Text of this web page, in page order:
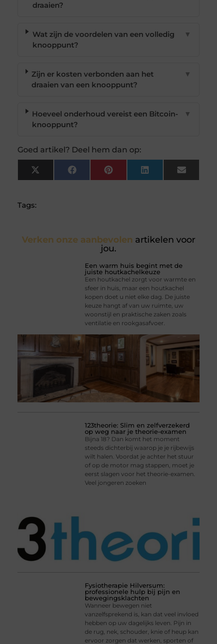
draaien?
Wat zijn de voordelen van een volledig
knooppunt?
▼
Zijn er kosten verbonden aan het
draaien van een knooppunt?
▼
Hoeveel onderhoud vereist een Bitcoin-
knooppunt?
▼
Goed artikel? Deel hem dan op:
X
(Twitter)
FacebookPinterest LinkedIn Email
Tags:
Verken onze aanbevolen artikelen voor
jou.
Een warm huis begint met de
juiste houtkachelkeuze
Een houtkachel zorgt voor warmte en
sfeer in huis, maar een houtkachel
kopen doet u niet elke dag. De juiste
keuze hangt af van uw ruimte, uw
woonstijl en praktische zaken zoals
ventilatie en rookgasafvoer.
123theorie: Slim en zelfverzekerd
op weg naar je theorie-examen
Bijna 18? Dan komt het moment
steeds dichterbij waarop je je rijbewijs
wilt halen. Voordat je achter het stuur
of op de motor mag stappen, moet je
eerst slagen voor het theorie-examen.
Veel jongeren zoeken
Fysiotherapie Hilversum:
professionele hulp bij pijn en
bewegingsklachten
Wanneer bewegen niet
vanzelfsprekend is, kan dat veel invloed
hebben op uw dagelijks leven. Pijn in
de rug, nek, schouder, knie of heup kan
ervoor zorgen dat werken, sporten of